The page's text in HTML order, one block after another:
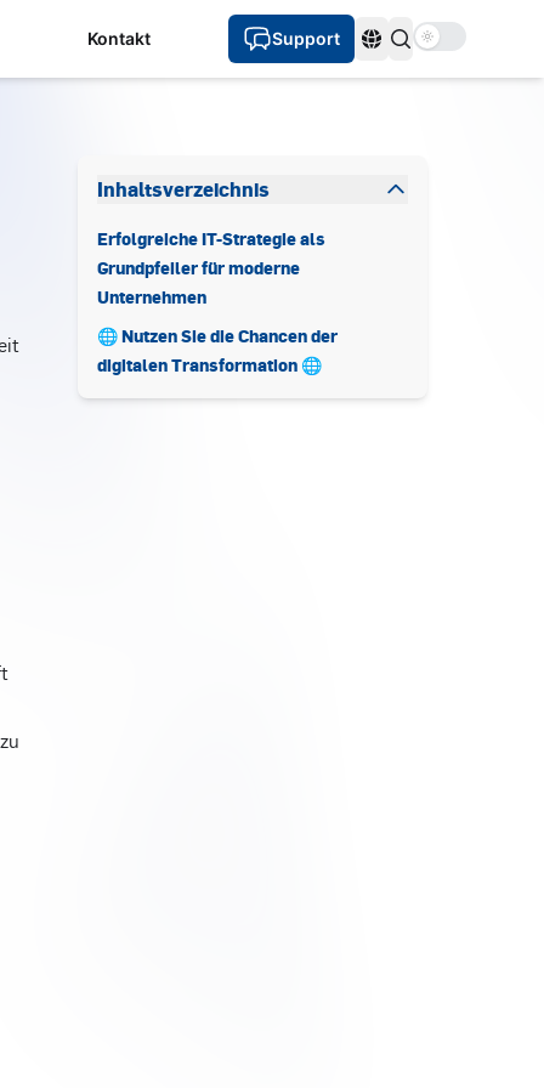
Kontakt Support SprachenUse setting
Inhaltsverzeichnis
Erfolgreiche IT-Strategie als
Grundpfeiler für moderne
Unternehmen
🌐 Nutzen Sie die Chancen der
digitalen Transformation 🌐